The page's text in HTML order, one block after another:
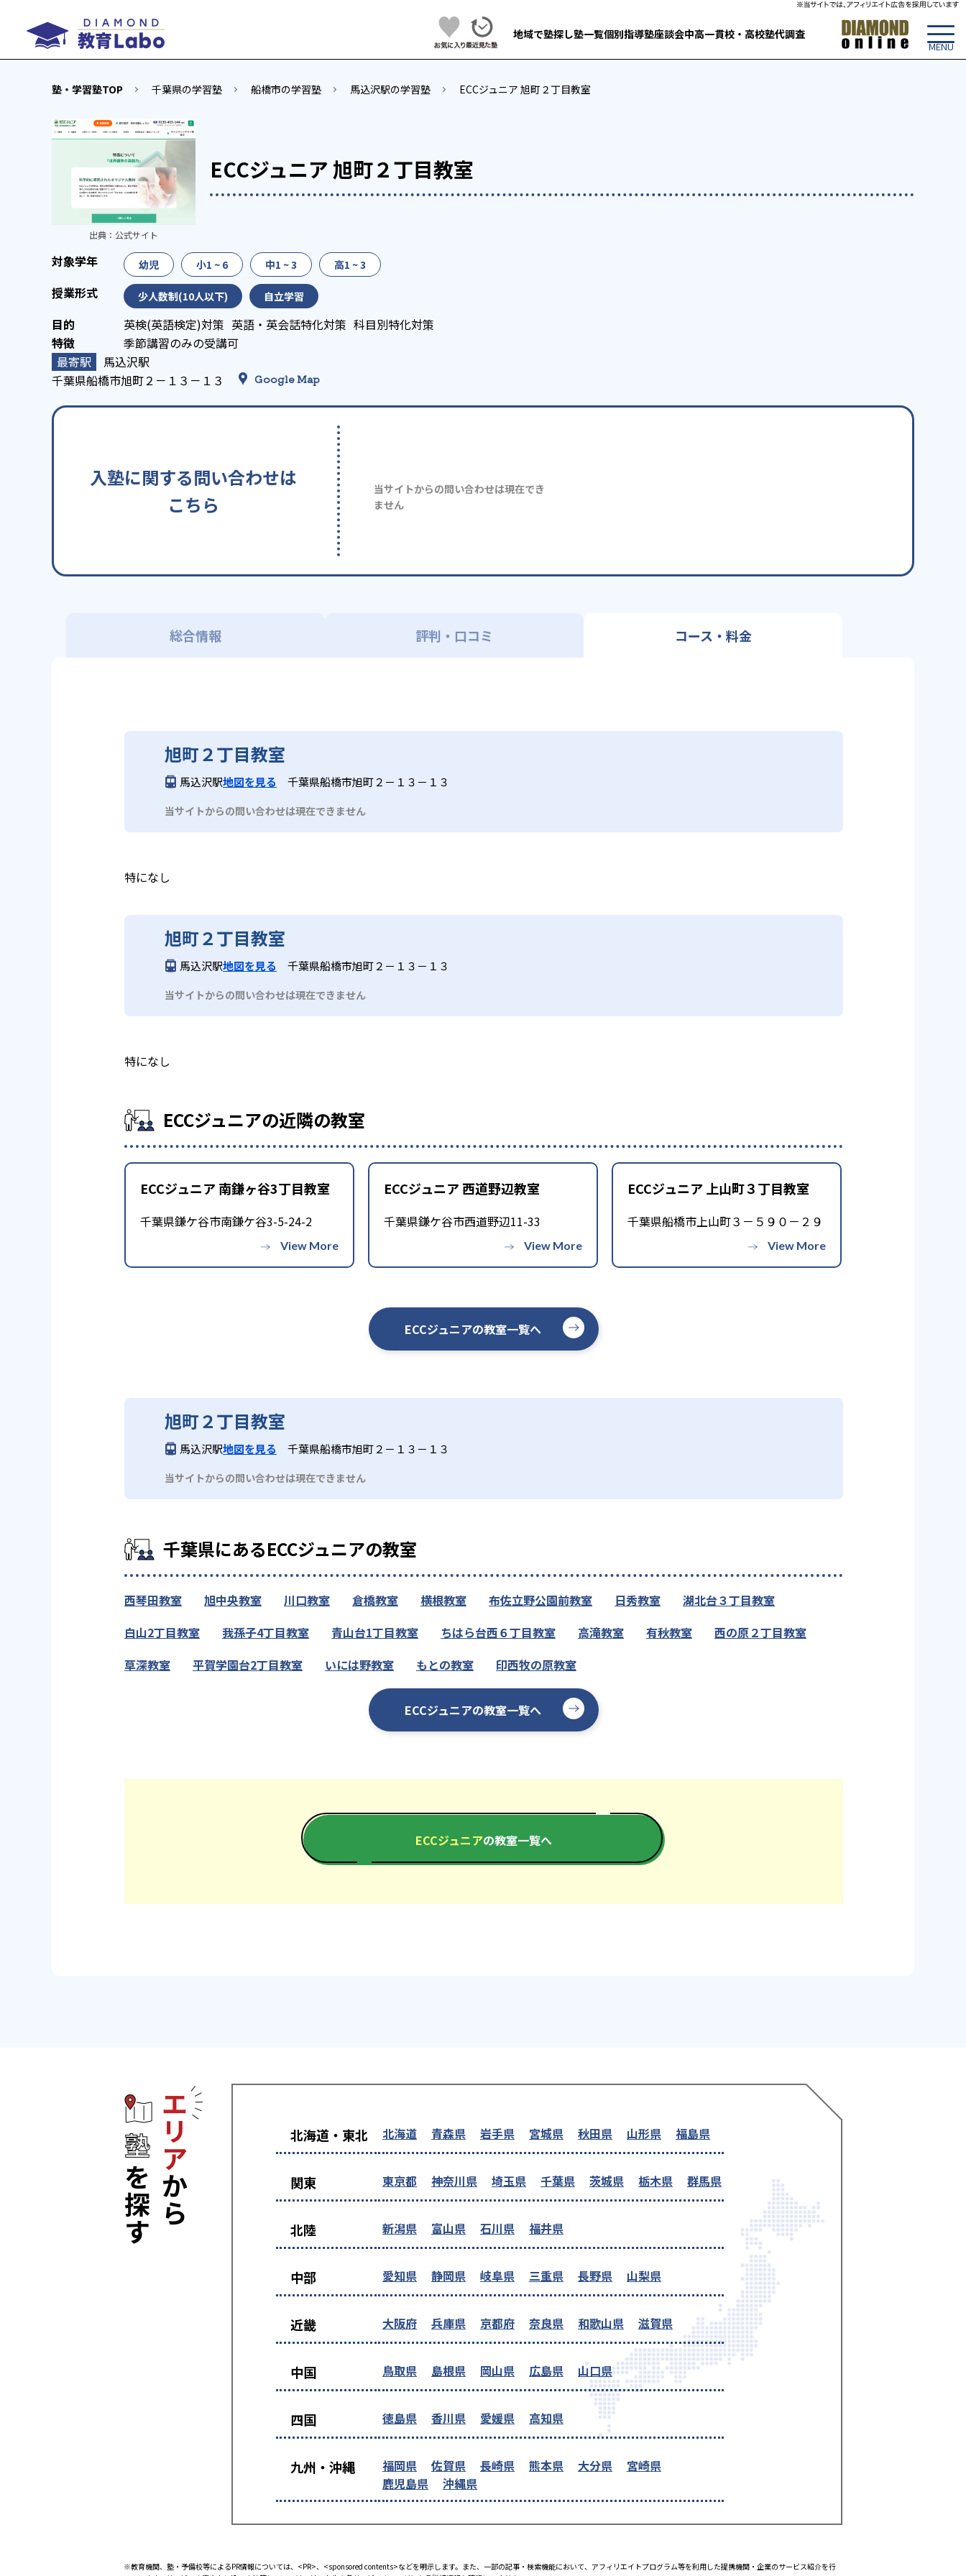
地域で塾探し塾一覧個別指導塾座談会中高一貫校・高校塾代調査
塾・学習塾TOP 千葉県の学習塾 船橋市の学習塾 馬込沢駅の学習塾 ECCジュニア 旭町２丁目教室
ECCジュニア 旭町２丁目教室
出典： 公式サイト
幼児 小1 ~ 6 中1 ~ 3 高1 ~ 3
少人数制(10人以下) 自立学習
英検(英語検定)対策 英語・英会話特化対策 科目別特化対策
季節講習のみの受講可
馬込沢駅
千葉県船橋市旭町２－１３－１３
Google Map
入塾に関する問い合わせは
こちら
当サイトからの問い合わせは現在でき
ません
総合情報 評判・口コミ コース・料金
旭町２丁目教室
馬込沢駅地図を見る 千葉県船橋市旭町２－１３－１３
当サイトからの問い合わせは現在できません
特になし
旭町２丁目教室
馬込沢駅地図を見る 千葉県船橋市旭町２－１３－１３
当サイトからの問い合わせは現在できません
特になし
ECCジュニアの近隣の教室
ECCジュニア 南鎌ヶ谷3丁目教室
千葉県鎌ケ谷市南鎌ケ谷3-5-24-2
ECCジュニア 西道野辺教室
千葉県鎌ケ谷市西道野辺11-33
ECCジュニア 上山町３丁目教室
千葉県船橋市上山町３－５９０－２９
ECCジュニアの教室一覧へ
旭町２丁目教室
馬込沢駅地図を見る 千葉県船橋市旭町２－１３－１３
当サイトからの問い合わせは現在できません
千葉県にあるECCジュニアの教室
西琴田教室 旭中央教室 川口教室 倉橋教室 横根教室 布佐立野公園前教室 日秀教室
湖北台３丁目教室
白山2丁目教室
我孫子4丁目教室 青山台1丁目教室 ちはら台西６丁目教室 高滝教室 有秋教室
西の原２丁目教室
草深教室
平賀学園台2丁目教室 いには野教室 もとの教室 印西牧の原教室
ECCジュニアの教室一覧へ
ECCジュニアの教室一覧へ
北海道・東北 北海道 青森県 岩手県 宮城県 秋田県 山形県 福島県
関東 東京都 神奈川県 埼玉県 千葉県 茨城県 栃木県 群馬県
北陸 新潟県 富山県 石川県 福井県
中部 愛知県 静岡県 岐阜県 三重県 長野県 山梨県
近畿 大阪府 兵庫県 京都府 奈良県 和歌山県 滋賀県
中国 鳥取県 島根県 岡山県 広島県 山口県
四国 徳島県 香川県 愛媛県 高知県
九州・沖縄 福岡県 佐賀県 長崎県 熊本県 大分県
宮崎県
鹿児島県
沖縄県
※教育機関、塾・予備校等によるPR情報については、<PR>、<sponsored contents>などを明示します。また、一部の記事・検索機能において、アフィリエイトプログラム等を利用した提携機関・企業のサービス紹介を行